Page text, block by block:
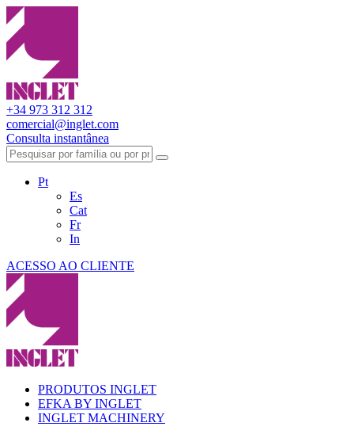
+34 973 312 312
comercial@inglet.com
Consulta instantânea
Pt
Es
Cat
Fr
In
ACESSO AO CLIENTE
PRODUTOS INGLET
EFKA BY INGLET
INGLET MACHINERY